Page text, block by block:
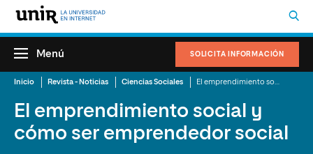
SOLICITA INFORMACIÓN
Menú
Inicio Revista - Noticias Ciencias Sociales
El emprendimiento social y
cómo ser emprendedor social